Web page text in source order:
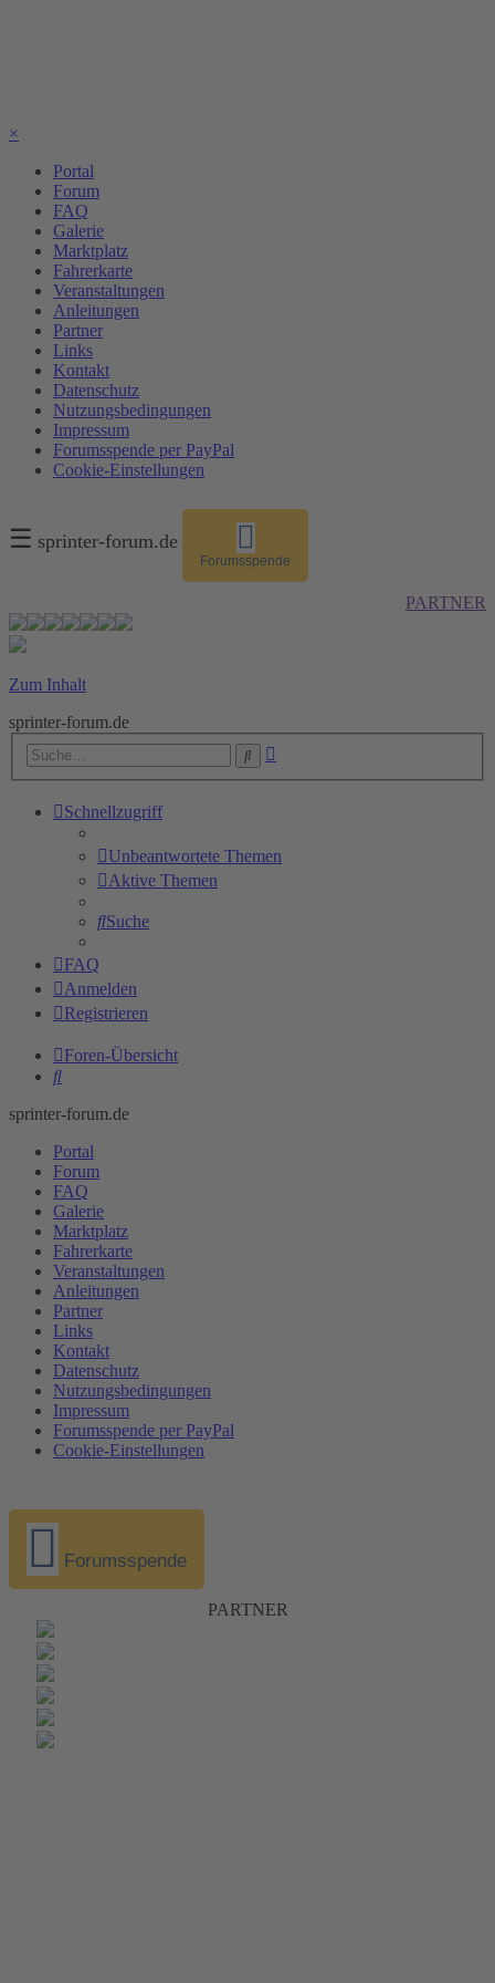
×
Portal
Forum
FAQ
Galerie
Marktplatz
Fahrerkarte
Veranstaltungen
Anleitungen
Partner
Links
Kontakt
Datenschutz
Nutzungsbedingungen
Impressum
Forumsspende per PayPal
Cookie-Einstellungen
☰ sprinter-forum.de
Forumsspende
PARTNER
Zum Inhalt
sprinter-forum.de
Suche
Schnellzugriff
Unbeantwortete Themen
Aktive Themen
Suche
FAQ
Anmelden
Registrieren
Foren-Übersicht
Suche
sprinter-forum.de
Portal
Forum
FAQ
Galerie
Marktplatz
Fahrerkarte
Veranstaltungen
Anleitungen
Partner
Links
Kontakt
Datenschutz
Nutzungsbedingungen
Impressum
Forumsspende per PayPal
Cookie-Einstellungen
Forumsspende
PARTNER